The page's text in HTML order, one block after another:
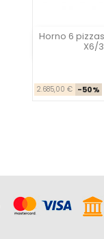
Horno 6
X6/
2.685,00 € -50%
Vista